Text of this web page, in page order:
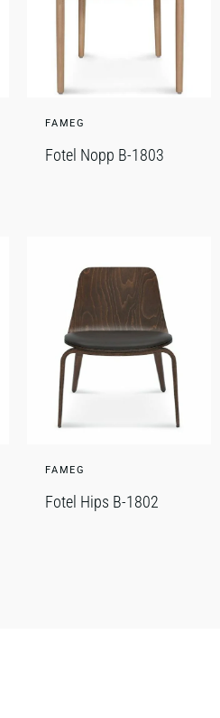
FAMEG
Fotel Nopp B-1803
FAMEG
Fotel Hips B-1802